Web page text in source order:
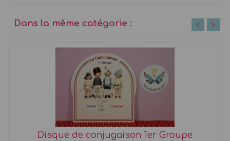
Dans la même catégorie :
Disque de conjugaison 1er Groupe